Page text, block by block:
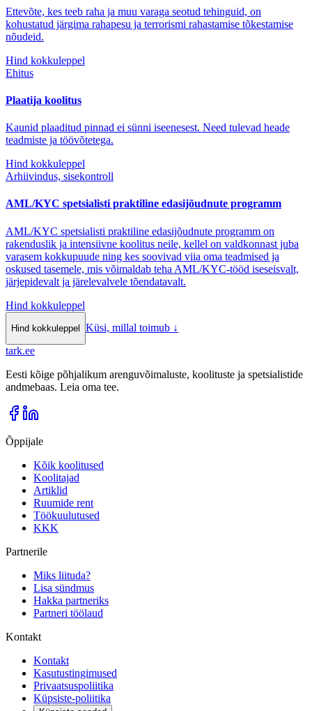
Ettevõte, kes teeb raha ja muu varaga seotud tehinguid, on
kohustatud järgima rahapesu ja terrorismi rahastamise tõkestamise
nõudeid.
Hind kokkuleppel
Ehitus
Plaatija koolitus
Kaunid plaaditud pinnad ei sünni iseenesest. Need tulevad heade
teadmiste ja töövõtetega.
Hind kokkuleppel
Arhiivindus, sisekontroll
AML/KYC spetsialisti praktiline edasijõudnute programm
AML/KYC spetsialisti praktiline edasijõudnute programm on
rakenduslik ja intensiivne koolitus neile, kellel on valdkonnast juba
varasem kokkupuude ning kes soovivad viia oma teadmised ja
oskused tasemele, mis võimaldab teha AML/KYC-tööd iseseisvalt,
järjepidevalt ja järelevalvele tõendatavalt.
Hind kokkuleppel
Hind kokkuleppel Küsi, millal toimub ↓
tark.ee
Eesti kõige põhjalikum arenguvõimaluste, koolituste ja spetsialistide
andmebaas. Leia oma tee.
Õppijale
Kõik koolitused
Koolitajad
Artiklid
Ruumide rent
Töökuulutused
KKK
Partnerile
Miks liituda?
Lisa sündmus
Hakka partneriks
Partneri töölaud
Kontakt
Kontakt
Kasutustingimused
Privaatsuspoliitika
Küpsiste-poliitika